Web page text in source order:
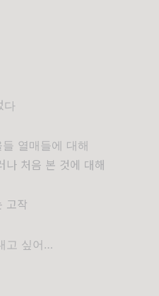
다
열매들에 대해
나 처음 본 것에 대해
고작
고 싶어…